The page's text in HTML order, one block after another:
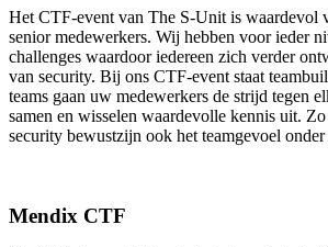
Het CTF-event van The S-Unit is waardevol
senior medewerkers. Wij hebben voor ieder
challenges waardoor iedereen zich verder
van security. Bij ons CTF-event staat
teams gaan uw medewerkers de strijd tegen
samen en wisselen waardevolle kennis uit.
security bewustzijn ook het teamgevoel
Mendix CTF